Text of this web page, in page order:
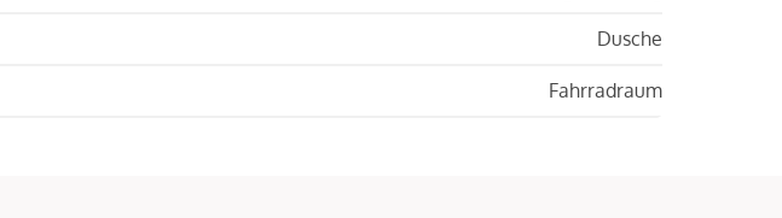
Dusche
Fahrradraum